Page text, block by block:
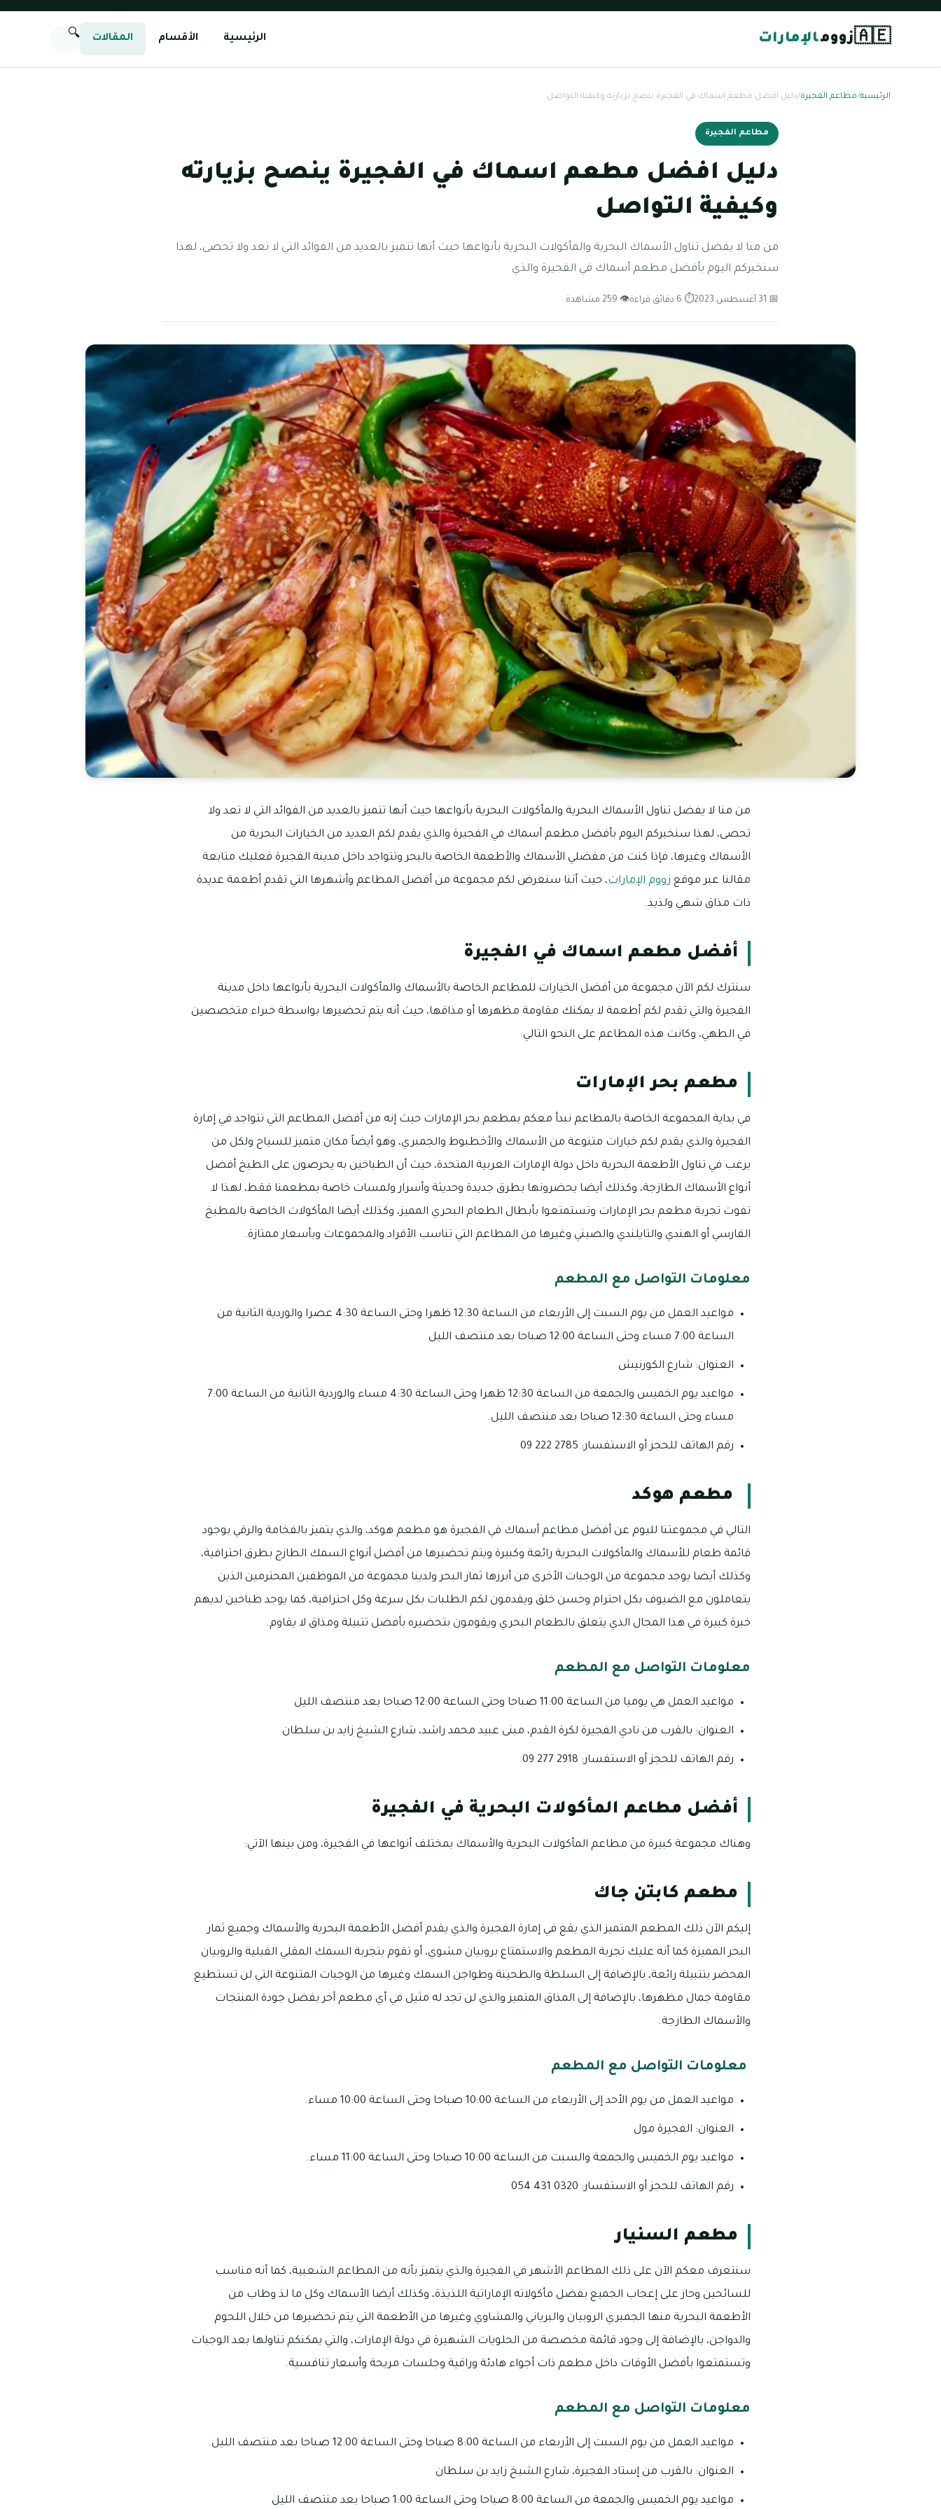
🇦🇪زوومالإمارات الرئيسية الأقسام المقالات 🔍
الرئيسية/مطاعم الفجيرة/دليل افضل مطعم اسماك في الفجيرة ينصح بزيارته وكيفية التواصل
مطاعم الفجيرة
دليل افضل مطعم اسماك في الفجيرة ينصح بزيارته
وكيفية التواصل
من منا لا يفضل تناول الأسماك البحرية والمأكولات البحرية بأنواعها حيث أنها تتميز بالعديد من الفوائد التي لا تعد ولا تحصى، لهذا
سنخبركم اليوم بأفضل مطعم أسماك في الفجيرة والذي
📅 31 أغسطس 2023 ⏱ 6 دقائق قراءة 👁 259 مشاهدة
من منا لا يفضل تناول الأسماك البحرية والمأكولات البحرية بأنواعها حيث أنها تتميز بالعديد من الفوائد التي لا تعد ولا
تحصى، لهذا سنخبركم اليوم بأفضل مطعم أسماك في الفجيرة والذي يقدم لكم العديد من الخيارات البحرية من
الأسماك وغيرها، فإذا كنت من مفضلي الأسماك والأطعمة الخاصة بالبحر وتتواجد داخل مدينة الفجيرة فعليك متابعة
مقالنا عبر موقع زووم الإمارات، حيث أننا سنعرض لكم مجموعة من أفضل المطاعم وأشهرها التي تقدم أطعمة عديدة
ذات مذاق شهي ولذيذ.
أفضل مطعم اسماك في الفجيرة
سنترك لكم الآن مجموعة من أفضل الخيارات للمطاعم الخاصة بالأسماك والمأكولات البحرية بأنواعها داخل مدينة
الفجيرة والتي تقدم لكم أطعمة لا يمكنك مقاومة مظهرها أو مذاقها، حيث أنه يتم تحضيرها بواسطة خبراء متخصصين
في الطهي، وكانت هذه المطاعم على النحو التالي:
مطعم بحر الإمارات
في بداية المجموعة الخاصة بالمطاعم نبدأ معكم بمطعم بحر الإمارات حيث إنه من أفضل المطاعم التي تتواجد في إمارة
الفجيرة والذي يقدم لكم خيارات متنوعة من الأسماك والأخطبوط والجمبري، وهو أيضاً مكان متميز للسياح ولكل من
يرغب في تناول الأطعمة البحرية داخل دولة الإمارات العربية المتحدة، حيث أن الطباخين به يحرصون على الطبخ أفضل
أنواع الأسماك الطازجة، وكذلك أيضا يحضرونها بطرق جديدة وحديثة وأسرار ولمسات خاصة بمطعمنا فقط، لهذا لا
تفوت تجربة مطعم بحر الإمارات وتستمتعوا بأبطال الطعام البحري المميز، وكذلك أيضا المأكولات الخاصة بالمطبخ
الفارسي أو الهندي والتايلندي والصيني وغيرها من المطاعم التي تناسب الأفراد والمجموعات وبأسعار ممتازة.
معلومات التواصل مع المطعم
مواعيد العمل من يوم السبت إلى الأربعاء من الساعة 12:30 ظهرا وحتى الساعة 4:30 عصرا والوردية الثانية من
الساعة 7:00 مساء وحتى الساعة 12:00 صباحا بعد منتصف الليل
العنوان: شارع الكورنيش
مواعيد يوم الخميس والجمعة من الساعة 12:30 ظهرا وحتى الساعة 4:30 مساء والوردية الثانية من الساعة 7:00
مساء وحتى الساعة 12:30 صباحا بعد منتصف الليل.
رقم الهاتف للحجز أو الاستفسار: 2785 222 09
مطعم هوكد
التالي في مجموعتنا لليوم عن أفضل مطاعم أسماك في الفجيرة هو مطعم هوكد، والذي يتميز بالفخامة والرقي بوجود
قائمة طعام للأسماك والمأكولات البحرية رائعة وكبيرة ويتم تحضيرها من أفضل أنواع السمك الطازج بطرق احترافية،
وكذلك أيضا يوجد مجموعة من الوجبات الأخرى من أبرزها ثمار البحر ولدينا مجموعة من الموظفين المحترمين الذين
يتعاملون مع الضيوف بكل احترام وحسن خلق ويقدمون لكم الطلبات بكل سرعة وكل احترافية، كما يوجد طباخين لديهم
خبرة كبيرة في هذا المجال الذي يتعلق بالطعام البحري ويقومون بتحضيره بأفضل تتبيلة ومذاق لا يقاوم.
معلومات التواصل مع المطعم
مواعيد العمل هي يوميا من الساعة 11:00 صباحا وحتى الساعة 12:00 صباحا بعد منتصف الليل
العنوان: بالقرب من نادي الفجيرة لكرة القدم، مبنى عبيد محمد راشد، شارع الشيخ زايد بن سلطان
رقم الهاتف للحجز أو الاستفسار: 2918 277 09
أفضل مطاعم المأكولات البحرية في الفجيرة
وهناك مجموعة كبيرة من مطاعم المأكولات البحرية والأسماك بمختلف أنواعها في الفجيرة، ومن بينها الآتي:
مطعم كابتن جاك
إليكم الآن ذلك المطعم المتميز الذي يقع في إمارة الفجيرة والذي يقدم أفضل الأطعمة البحرية والأسماك وجميع ثمار
البحر المميزة كما أنه عليك تجربة المطعم والاستمتاع بروبيان مشوي، أو تقوم بتجربة السمك المقلي الفيلية والروبيان
المحضر بتتبيلة رائعة، بالإضافة إلى السلطة والطحينة وطواجن السمك وغيرها من الوجبات المتنوعة التي لن تستطيع
مقاومة جمال مظهرها، بالإضافة إلى المذاق المتميز والذي لن تجد له مثيل في أي مطعم آخر بفضل جودة المنتجات
والأسماك الطازجة.
معلومات التواصل مع المطعم
مواعيد العمل من يوم الأحد إلى الأربعاء من الساعة 10:00 صباحا وحتى الساعة 10:00 مساء.
العنوان: الفجيرة مول
مواعيد يوم الخميس والجمعة والسبت من الساعة 10:00 صباحا وحتى الساعة 11:00 مساء.
رقم الهاتف للحجز أو الاستفسار: 0320 431 054
مطعم السنيار
سنتعرف معكم الآن على ذلك المطاعم الأشهر في الفجيرة والذي يتميز بأنه من المطاعم الشعبية، كما أنه مناسب
للسائحين وحاز على إعجاب الجميع بفضل مأكولاته الإماراتية اللذيذة، وكذلك أيضا الأسماك وكل ما لذ وطاب من
الأطعمة البحرية منها الجمبري الروبيان والبرياني والمشاوي وغيرها من الأطعمة التي يتم تحضيرها من خلال اللحوم
والدواجن، بالإضافة إلى وجود قائمة مخصصة من الحلويات الشهيرة في دولة الإمارات، والتي يمكنكم تناولها بعد الوجبات
وتستمتعوا بأفضل الأوقات داخل مطعم ذات أجواء هادئة وراقية وجلسات مريحة وأسعار تنافسية.
معلومات التواصل مع المطعم
مواعيد العمل من يوم السبت إلى الأربعاء من الساعة 8:00 صباحا وحتى الساعة 12:00 صباحا بعد منتصف الليل.
العنوان: بالقرب من إستاد الفجيرة، شارع الشيخ زايد بن سلطان
مواعيد يوم الخميس والجمعة من الساعة 8:00 صباحا وحتى الساعة 1:00 صباحا بعد منتصف الليل